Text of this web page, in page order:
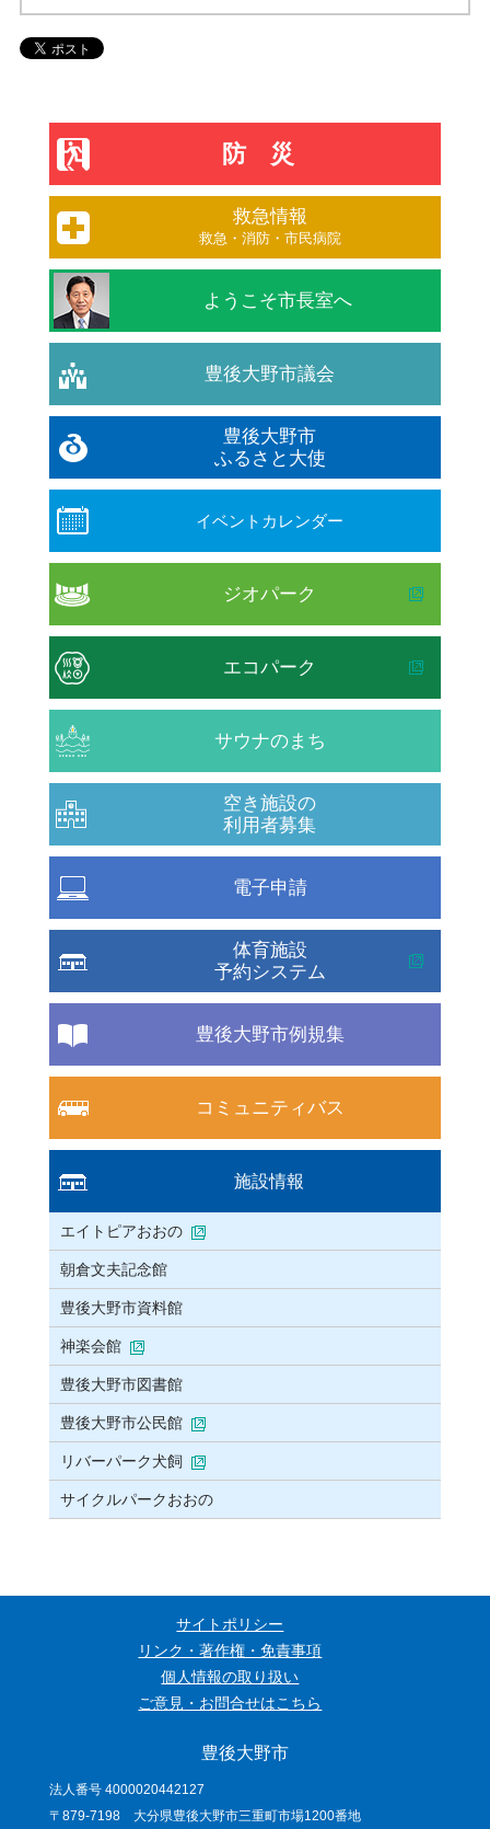
防災
救急情報
救急・消防・市民病院
ようこそ市長室へ
豊後大野市議会
豊後大野市
ふるさと大使
イベントカレンダー
ジオパーク
エコパーク
サウナのまち
空き施設の
利用者募集
電子申請
体育施設
予約システム
豊後大野市例規集
コミュニティバス
施設情報
エイトピアおおの
朝倉文夫記念館
豊後大野市資料館
神楽会館
豊後大野市図書館
豊後大野市公民館
リバーパーク犬飼
サイクルパークおおの
サイトポリシー
リンク・著作権・免責事項
個人情報の取り扱い
ご意見・お問合せはこちら
豊後大野市
法人番号 4000020442127
〒879-7198 大分県豊後大野市三重町市場1200番地